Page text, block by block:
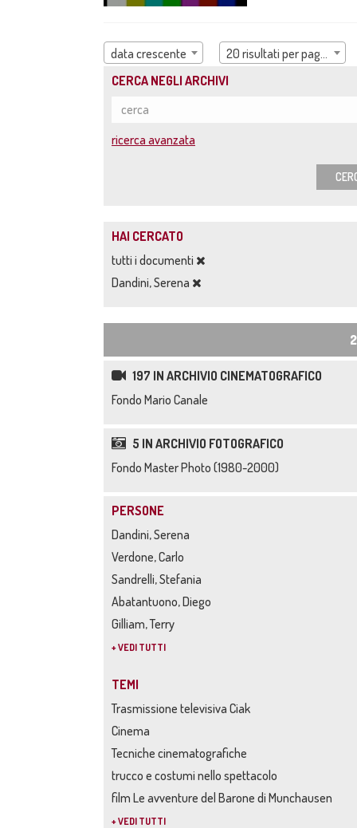
data crescente
20 risultati per pagina
CERCA NEGLI ARCHIVI
ricerca avanzata
HAI CERCATO
tutti i documenti
Dandini, Serena
197 IN ARCHIVIO CINEMATOGRAFICO
Fondo Mario Canale
5 IN ARCHIVIO FOTOGRAFICO
Fondo Master Photo (1980-2000)
PERSONE
Dandini, Serena
Verdone, Carlo
Sandrelli, Stefania
Abatantuono, Diego
Gilliam, Terry
+ VEDI TUTTI
TEMI
Trasmissione televisiva Ciak
Cinema
Tecniche cinematografiche
trucco e costumi nello spettacolo
film Le avventure del Barone di Munchausen
+ VEDI TUTTI